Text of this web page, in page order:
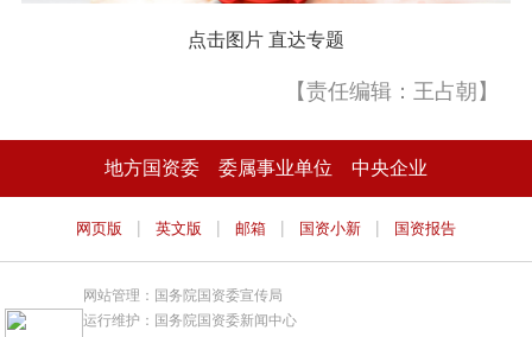
点击图片 直达专题
【责任编辑：王占朝】
地方国资委 委属事业单位 中央企业
网页版 | 英文版 | 邮箱 | 国资小新 | 国资报告
网站管理：国务院国资委宣传局
运行维护：国务院国资委新闻中心